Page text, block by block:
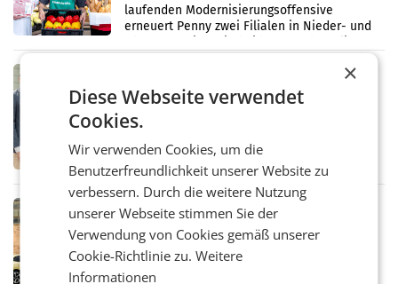
laufenden Modernisierungsoffensive
erneuert Penny zwei Filialen in Nieder- und
in Haag sowie im rund
Alles bereit für den Wechsel: Jürgen
Albrecht setzt ab 1.1.2027 auf Adeg
WIENER NEUDORF. – Die geplante
Zusammenarbeit zwischen Adeg und dem
Vorarlberger Kaufmann Jürgen Albrecht ist
kartellrechtlich freigegeben: Die
Bundeswettbewerbsbehörde und der
Bundeskartellanwalt
MOBILITY BUSINESS
Rekordergebnis im Juli: Leapmotor
verdoppelt Auslieferungen und
überschreitet die 100.000er-Marke
×
Diese Webseite verwendet
Cookies.
Wir verwenden Cookies, um die
Benutzerfreundlichkeit unserer Website zu
verbessern. Durch die weitere Nutzung
unserer Webseite stimmen Sie der
Verwendung von Cookies gemäß unserer
Cookie-Richtlinie zu.Weitere
Informationen